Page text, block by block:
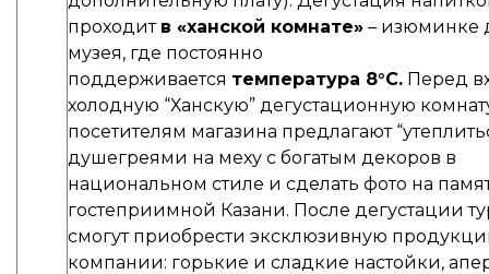
проходит в «ханской комнате» – изюминке
музея, где постоянно
поддерживается температура 8°С. Перед
холодную “Ханскую” дегустационную
посетителям магазина предлагают
душегреями на меху с богатым декоров в
национальном стиле и сделать фото на
гостеприимной Казани. После дегустации
смогут приобрести эксклюзивную
компании: горькие и сладкие настойки,